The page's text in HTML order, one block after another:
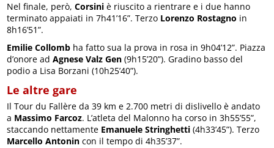
Nel finale, però,Corsini è riuscito a rientrare e i due hanno
terminato appaiati in 7h41’16”. Terzo Lorenzo Rostagno in
8h16’51”.
Emilie Collomb ha fatto sua la prova in rosa in 9h04’12”. Piazza
d’onore adAgnese Valz Gen (9h15’20”). Gradino basso del
podio a Lisa Borzani (10h25’40”).
Le altre gare
Il Tour du Fallère da 39 km e 2.700 metri di dislivello è andato
a Massimo Farcoz. L’atleta del Malonno ha corso in 3h55’55”,
staccando nettamente Emanuele Stringhetti (4h33’45”). Terzo
Marcello Antonin con il tempo di 4h35’37”.